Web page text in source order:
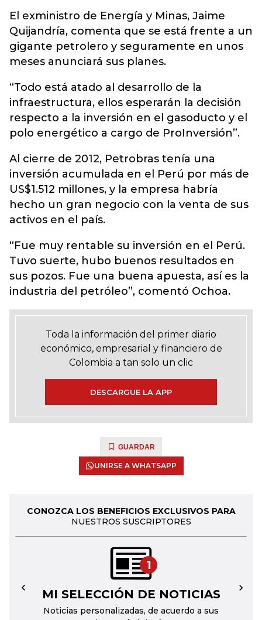
El exministro de Energía y Minas, Jaime
Quijandría, comenta que se está frente a un
gigante petrolero y seguramente en unos
meses anunciará sus planes.
“Todo está atado al desarrollo de la
infraestructura, ellos esperarán la decisión
respecto a la inversión en el gasoducto y el
polo energético a cargo de ProInversión”.
Al cierre de 2012, Petrobras tenía una
inversión acumulada en el Perú por más de
US$1.512 millones, y la empresa habría
hecho un gran negocio con la venta de sus
activos en el país.
“Fue muy rentable su inversión en el Perú.
Tuvo suerte, hubo buenos resultados en
sus pozos. Fue una buena apuesta, así es la
industria del petróleo”, comentó Ochoa.
Toda la información del primer diario
económico, empresarial y financiero de
Colombia a tan solo un clic
DESCARGUE LA APP
GUARDAR
UNIRSE A WHATSAPP
CONOZCA LOS BENEFICIOS EXCLUSIVOS PARA
NUESTROS SUSCRIPTORES
1
MI SELECCIÓN DE NOTICIAS
Noticias personalizadas, de acuerdo a sus
← →